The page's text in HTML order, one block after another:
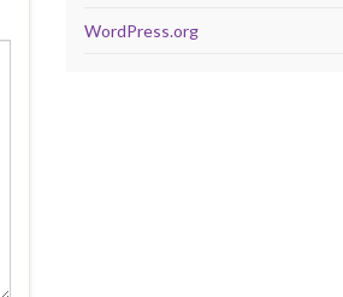
WordPress.org